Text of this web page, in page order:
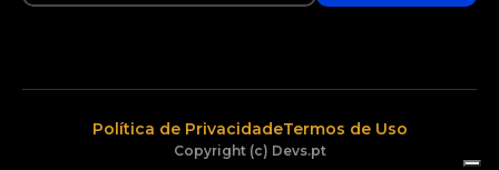
Copyright (c) Devs.pt
Política de PrivacidadeTermos de Uso